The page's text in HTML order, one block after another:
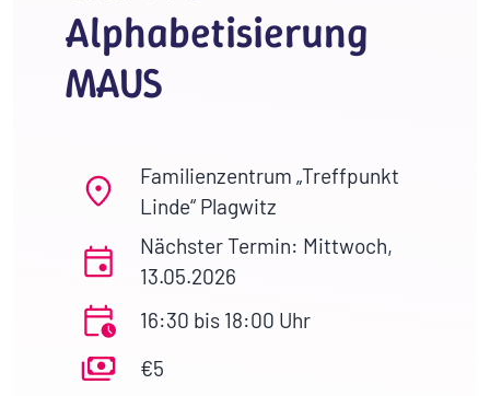
Alphabetisierung
MAUS
Familienzentrum „Treffpunkt
Linde“ Plagwitz
Nächster Termin: Mittwoch,
13.05.2026
16:30 bis 18:00 Uhr
€5